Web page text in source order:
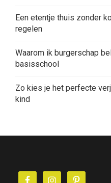
Een etentje thuis zonder
regelen
Waarom ik burgerschap
basisschool
Zo kies je het perfecte
kind